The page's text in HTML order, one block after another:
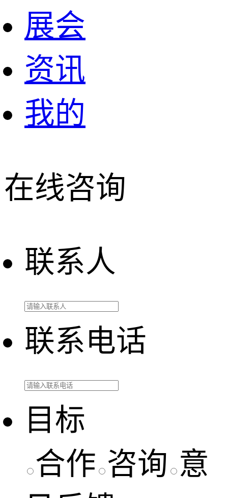
展会
资讯
我的
在线咨询
联系人
联系电话
目标
合作 咨询 意